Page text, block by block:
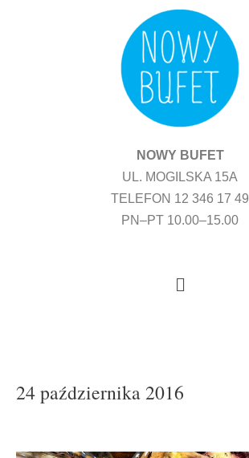
NOWY BUFET
UL. MOGILSKA 15A
TELEFON 12 346 17 49
PN–PT 10.00–15.00
Menu
24 października 2016